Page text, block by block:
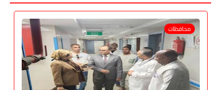
محافظات